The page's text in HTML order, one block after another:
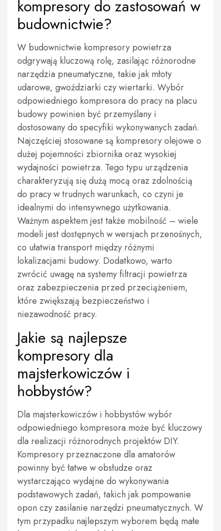
kompresory do zastosowań w
budownictwie?
W budownictwie kompresory powietrza
odgrywają kluczową rolę, zasilając różnorodne
narzędzia pneumatyczne, takie jak młoty
udarowe, gwoździarki czy wiertarki. Wybór
odpowiedniego kompresora do pracy na placu
budowy powinien być przemyślany i
dostosowany do specyfiki wykonywanych zadań.
Najczęściej stosowane są kompresory olejowe o
dużej pojemności zbiornika oraz wysokiej
wydajności powietrza. Tego typu urządzenia
charakteryzują się dużą mocą oraz zdolnością
do pracy w trudnych warunkach, co czyni je
idealnymi do intensywnego użytkowania.
Ważnym aspektem jest także mobilność – wiele
modeli jest dostępnych w wersjach przenośnych,
co ułatwia transport między różnymi
lokalizacjami budowy. Dodatkowo, warto
zwrócić uwagę na systemy filtracji powietrza
oraz zabezpieczenia przed przeciążeniem,
które zwiększają bezpieczeństwo i
niezawodność pracy.
Jakie są najlepsze
kompresory dla
majsterkowiczów i
hobbystów?
Dla majsterkowiczów i hobbystów wybór
odpowiedniego kompresora może być kluczowy
dla realizacji różnorodnych projektów DIY.
Kompresory przeznaczone dla amatorów
powinny być łatwe w obsłudze oraz
wystarczająco wydajne do wykonywania
podstawowych zadań, takich jak pompowanie
opon czy zasilanie narzędzi pneumatycznych. W
tym przypadku najlepszym wyborem będą małe